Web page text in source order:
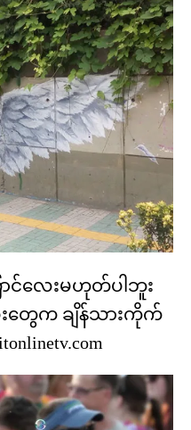
င်လေးမဟုတ်ပါဘူး
းတွေက ချိန်သားကိုက်